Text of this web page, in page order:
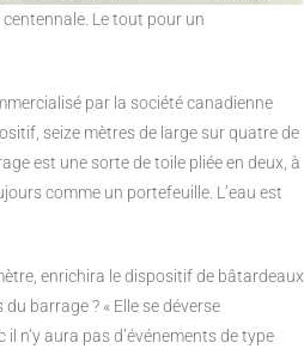
Le tout pour un
par la société canadienne
seize mètres de large sur quatre de
est une sorte de toile pliée en deux, à
comme un portefeuille. L’eau est
enrichira le dispositif de bâtardeaux
barrage ? « Elle se déverse
n’y aura pas d’événements de type